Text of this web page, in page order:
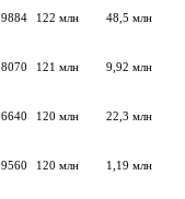
122 млн 48,5 млн
121 млн 9,92 млн
120 млн 22,3 млн
120 млн 1,19 млн